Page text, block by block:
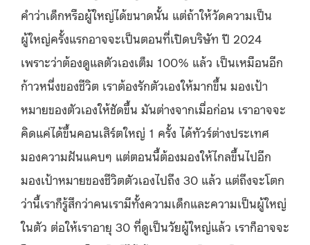
คำว่าเด็กหรือผู้ใหญ่ได้ขนาดนั้น แต่ถ้าให้วัดความเป็น
ผู้ใหญ่ครั้งแรกอาจจะเป็นตอนที่เปิดบริษัท ปี 2024
เพราะว่าต้องดูแลตัวเองเต็ม 100% แล้ว เป็นเหมือนอีก
ก้าวหนึ่งของชีวิต เราต้องรักตัวเองให้มากขึ้น มองเป้า
หมายของตัวเองให้ชัดขึ้น มันต่างจากเมื่อก่อน เราอาจจะ
คิดแค่ได้ขึ้นคอนเสิร์ตใหญ่ 1 ครั้ง ได้ทัวร์ต่างประเทศ
มองความฝันแคบๆ แต่ตอนนี้ต้องมองให้ไกลขึ้นไปอีก
มองเป้าหมายของชีวิตตัวเองไปถึง 30 แล้ว แต่ถึงจะโตก
ว่านี้เราก็รู้สึกว่าคนเรามีทั้งความเด็กและความเป็นผู้ใหญ่
ในตัว ต่อให้เราอายุ 30 ที่ดูเป็นวัยผู้ใหญ่แล้ว เราก็อาจจะ